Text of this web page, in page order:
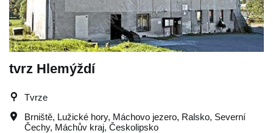
tvrz Hlemýždí
Tvrze
Brniště, Lužické hory, Máchovo jezero, Ralsko, Severní
Čechy, Máchův kraj, Českolipsko